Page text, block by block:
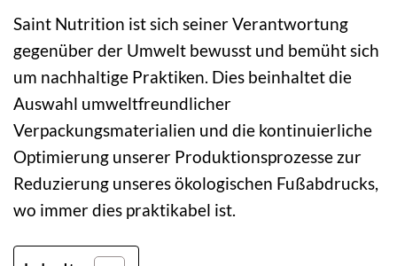
Saint Nutrition ist sich seiner Verantwortung
gegenüber der Umwelt bewusst und bemüht sich
um nachhaltige Praktiken. Dies beinhaltet die
Auswahl umweltfreundlicher
Verpackungsmaterialien und die kontinuierliche
Optimierung unserer Produktionsprozesse zur
Reduzierung unseres ökologischen Fußabdrucks,
wo immer dies praktikabel ist.